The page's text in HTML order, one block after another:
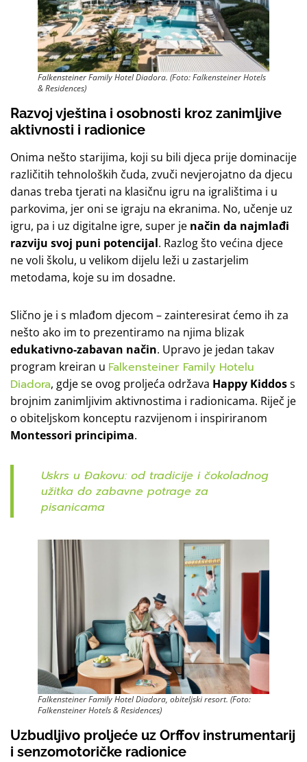
Falkensteiner Family Hotel Diadora. (Foto: Falkensteiner Hotels
& Residences)
Razvoj vještina i osobnosti kroz zanimljive
aktivnosti i radionice
Onima nešto starijima, koji su bili djeca prije dominacije
različitih tehnoloških čuda, zvuči nevjerojatno da djecu
danas treba tjerati na klasičnu igru na igralištima i u
parkovima, jer oni se igraju na ekranima. No, učenje uz
igru, pa i uz digitalne igre, super je način da najmlađi
razviju svoj puni potencijal. Razlog što većina djece
ne voli školu, u velikom dijelu leži u zastarjelim
metodama, koje su im dosadne.
Slično je i s mlađom djecom – zainteresirat ćemo ih za
nešto ako im to prezentiramo na njima blizak
edukativno-zabavan način. Upravo je jedan takav
program kreiran u Falkensteiner Family Hotelu
Diadora, gdje se ovog proljeća održava Happy Kiddoss
brojnim zanimljivim aktivnostima i radionicama. Riječ je
o obiteljskom konceptu razvijenom i inspiriranom
Montessori principima.
Uskrs u Đakovu: od tradicije i čokoladnog
užitka do zabavne potrage za
pisanicama
Falkensteiner Family Hotel Diadora, obiteljski resort. (Foto:
Falkensteiner Hotels & Residences)
Uzbudljivo proljeće uz Orffov instrumentarij
i senzomotoričke radionice